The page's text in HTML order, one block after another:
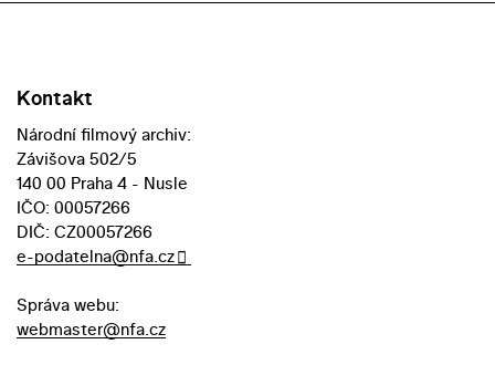
Kontakt
Národní filmový archiv:
Závišova 502/5
140 00 Praha 4 - Nusle
IČO: 00057266
DIČ: CZ00057266
e-podatelna@nfa.cz
Správa webu:
webmaster@nfa.cz